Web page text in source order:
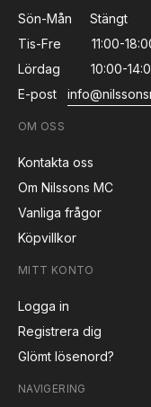
Sön-Mån
Stängt
Tis-Fre
11:00-
Lördag
10:00-
E-post
OM OSS
Kontakta oss
Om Nilssons MC
Vanliga frågor
Köpvillkor
MITT KONTO
Logga in
Registrera dig
Glömt lösenord?
NAVIGERING